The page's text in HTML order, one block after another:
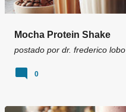
Mocha Protein Shake
postado por dr. frederico lobo
0